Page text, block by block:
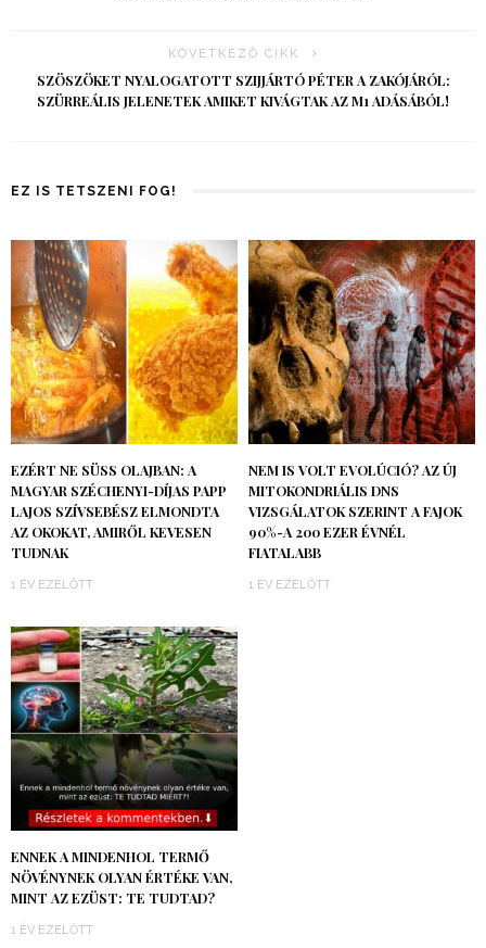
KÖVETKEZŐ CIKK
SZÖSZÖKET NYALOGATOTT SZIJJÁRTÓ PÉTER A ZAKÓJÁRÓL:
SZÜRREÁLIS JELENETEK AMIKET KIVÁGTAK AZ M1 ADÁSÁBÓL!
EZ IS TETSZENI FOG!
EZÉRT NE SÜSS OLAJBAN: A
MAGYAR SZÉCHENYI-DÍJAS PAPP
LAJOS SZÍVSEBÉSZ ELMONDTA
AZ OKOKAT, AMIRŐL KEVESEN
TUDNAK
1 ÉV EZELŐTT
NEM IS VOLT EVOLÚCIÓ? AZ ÚJ
MITOKONDRIÁLIS DNS
VIZSGÁLATOK SZERINT A FAJOK
90%-A 200 EZER ÉVNÉL
FIATALABB
1 ÉV EZELŐTT
ENNEK A MINDENHOL TERMŐ
NÖVÉNYNEK OLYAN ÉRTÉKE VAN,
MINT AZ EZÜST: TE TUDTAD?
1 ÉV EZELŐTT